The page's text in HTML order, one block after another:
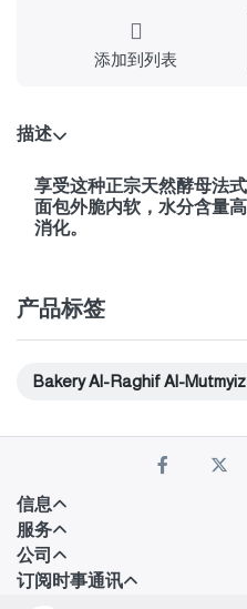
添加到列表
描述
享受这种正宗天然酵母法
面包外脆内软，水分含量
消化。
产品标签
Bakery Al-Raghif Al-Mutmyiz
信息
服务
公司
订阅时事通讯